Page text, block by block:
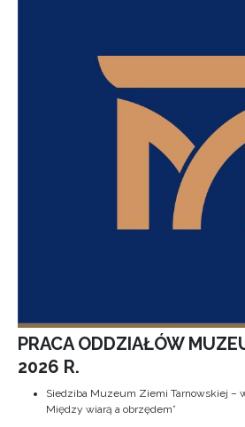
PRACA ODDZIAŁÓW
2026 R.
Siedziba Muzeum Ziemi Tarnowskiej –
Między wiarą a obrzędem”